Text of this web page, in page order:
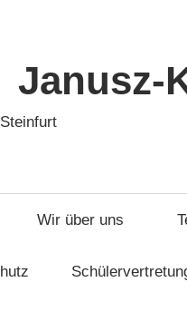
Janusz-
Wir über uns